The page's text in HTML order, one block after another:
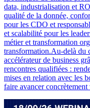
data, industrialisation et
qualité de la donnée,
pour les CDO et
et scalabilité pour les
métier et transformation
transformation.Au-delà du
accélérateur de business
rencontres qualifiées :
mises en relation avec les
faire avancer concrètement